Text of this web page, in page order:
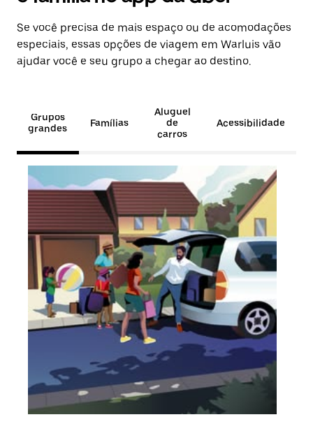
Se você precisa de mais espaço ou de acomodações
especiais, essas opções de viagem em Warluis vão
ajudar você e seu grupo a chegar ao destino.
Grupos
grandes
Famílias
Aluguel
de
carros
Acessibilidade